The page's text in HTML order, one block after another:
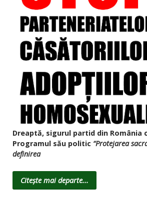
Dreaptă, sigurul partid din România
Programul său politic “Protejarea
definirea
Citește mai departe...